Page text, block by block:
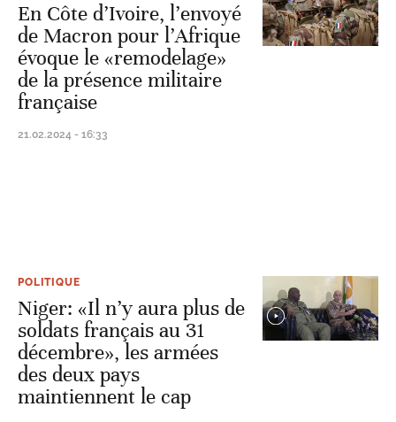
En Côte d’Ivoire, l’envoyé
de Macron pour l’Afrique
évoque le «remodelage»
de la présence militaire
française
21.02.2024 - 16:33
POLITIQUE
Niger: «Il n’y aura plus de
soldats français au 31
décembre», les armées
des deux pays
maintiennent le cap